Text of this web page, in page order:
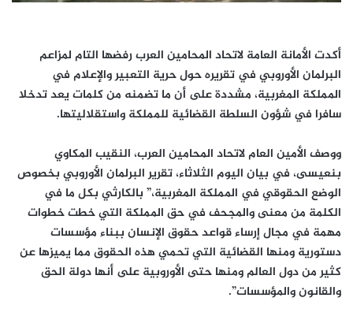
أكدت الأمانة العامة لاتحاد المحامين العرب رفضها التام لمزاعم
البرلمان الأوروبي في تقريره حول حرية التعبير والإعلام في
المملكة المغربية، مشددة على أن ما تضمنه من كلمات يعد تدخلا
سافرا في شؤون السلطة القضائية للمملكة واستقلاليتها.
ووصف الأمين العام لاتحاد المحامين العرب، النقيب المكاوي
بنعيسى، في بيان اليوم الثلاثاء، تقرير البرلمان الأوروبي بخصوص
الوضع الحقوقي في المملكة المغربية،” بالكارثي بكل ما في
الكلمة من معنى والمجحف في حق المملكة التي خطت خطوات
مهمة ‏في مجال إرساء قواعد حقوق الإنسان ببناء مؤسسات
دستورية ومنها القضائية التي تحمي هذه الحقوق مما يميزها عن
كثير من دول العالم ومنها حتى الأوروبية على أنها دولة الحق
والقانون والمؤسسات”.